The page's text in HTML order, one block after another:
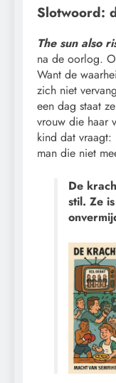
Slotwoord:
The sun also
na de oorlog.
Want de
zich niet
een dag staat
vrouw die haar
kind dat
man die niet
De
stil. Ze